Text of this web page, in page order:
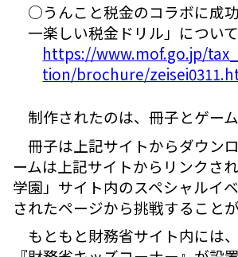
○うんこと税金のコラボに成
一楽しい税金ドリル」について
https://www.mof.go.jp/
tion/brochure/
制作されたのは、冊子とゲーム
冊子は上記サイトからダウン
ームは上記サイトからリンクさ
学園」サイト内のスペシャルイ
されたページから挑戦することが
もともと財務省サイト内には